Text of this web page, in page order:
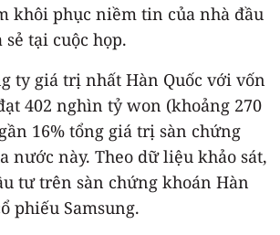
khôi phục niềm tin của nhà đầu
sẻ tại cuộc họp.
ty giá trị nhất Hàn Quốc với vốn
402 nghìn tỷ won (khoảng 270
16% tổng giá trị sàn chứng
nước này. Theo dữ liệu khảo sát,
tư trên sàn chứng khoán Hàn
phiếu Samsung.